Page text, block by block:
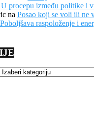
U procepu između politike i
na Posao koji se voli ili ne
Poboljšava raspoloženje i